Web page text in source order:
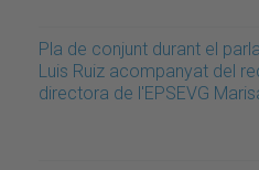
Pla de conjunt durant el
Luis Ruiz acompanyat del
directora de l'EPSEVG